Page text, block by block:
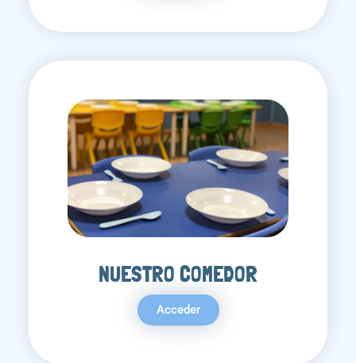
NUESTRO COMEDOR
Acceder